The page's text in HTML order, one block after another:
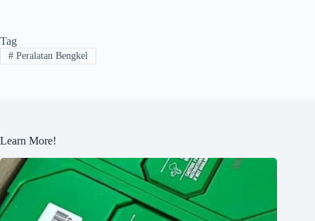
Tag
#Peralatan Bengkel
Learn More!